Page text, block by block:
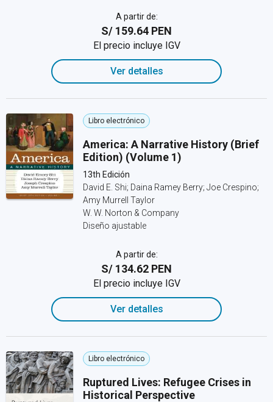
A partir de:
S/ 159.64 PEN
El precio incluye IGV
Ver detalles
Libro electrónico
America: A Narrative History (Brief
Edition) (Volume 1)
13th Edición
David E. Shi; Daina Ramey Berry; Joe Crespino;
Amy Murrell Taylor
W. W. Norton & Company
Diseño ajustable
A partir de:
S/ 134.62 PEN
El precio incluye IGV
Ver detalles
Libro electrónico
Ruptured Lives: Refugee Crises in
Historical Perspective